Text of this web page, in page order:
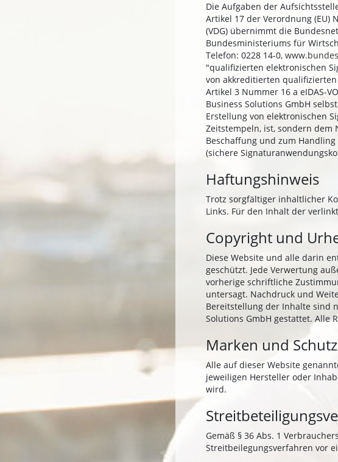
Die Aufgaben der
Artikel 17 der Verordnung (EU)
(VDG) übernimmt die
Bundesministeriums für
Telefon: 0228 14-0,
"qualifizierten elektronischen
von akkreditierten
Artikel 3 Nummer 16 a eIDAS-
Business Solutions GmbH
Erstellung von elektronischen
Zeitstempeln, ist, sondern
Beschaffung und zum
(sichere
Haftungshinweis
Trotz sorgfältiger inhaltlicher
Links. Für den Inhalt der
Copyright und
Diese Website und alle darin
geschützt. Jede Verwertung
vorherige schriftliche
untersagt. Nachdruck und
Bereitstellung der Inhalte sind
Solutions GmbH gestattet. Alle
Marken und
Alle auf dieser Website
jeweiligen Hersteller oder
wird.
Gemäß § 36 Abs. 1
Streitbeilegungsverfahren vor